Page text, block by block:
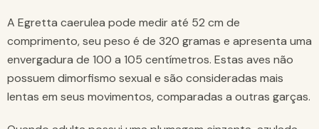
A Egretta caerulea pode medir até 52 cm de
comprimento, seu peso é de 320 gramas e apresenta uma
envergadura de 100 a 105 centímetros. Estas aves não
possuem dimorfismo sexual e são consideradas mais
lentas em seus movimentos, comparadas a outras garças.